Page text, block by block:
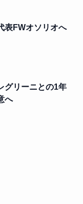
表FWオソリオへ
グリーニとの1年
へ